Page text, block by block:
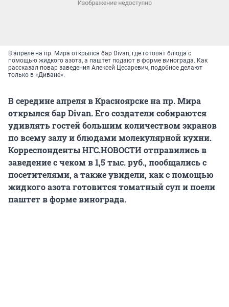
В апреле на пр. Мира открылся бар Divan, где готовят блюда с
помощью жидкого азота, а паштет подают в форме винограда. Как
рассказал повар заведения Алексей Цесаревич, подобное делают
только в «Диване».
В середине апреля в Красноярске на пр. Мира
открылся бар Divan. Его создатели собираются
удивлять гостей большим количеством экранов
по всему залу и блюдами молекулярной кухни.
Корреспонденты НГС.НОВОСТИ отправились в
заведение с чеком в 1,5 тыс. руб., пообщались с
посетителями, а также увидели, как с помощью
жидкого азота готовится томатный суп и поели
паштет в форме винограда.